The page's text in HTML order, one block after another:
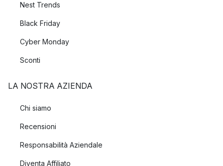
Nest Trends
Black Friday
Cyber Monday
Sconti
LA NOSTRA AZIENDA
Chi siamo
Recensioni
Responsabilità Aziendale
Diventa Affiliato